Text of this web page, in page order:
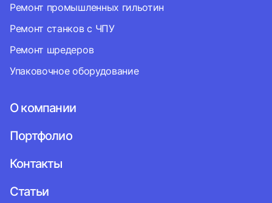
Ремонт промышленных гильотин
Ремонт станков с ЧПУ
Ремонт шредеров
Упаковочное оборудование
О компании
Портфолио
Контакты
Статьи